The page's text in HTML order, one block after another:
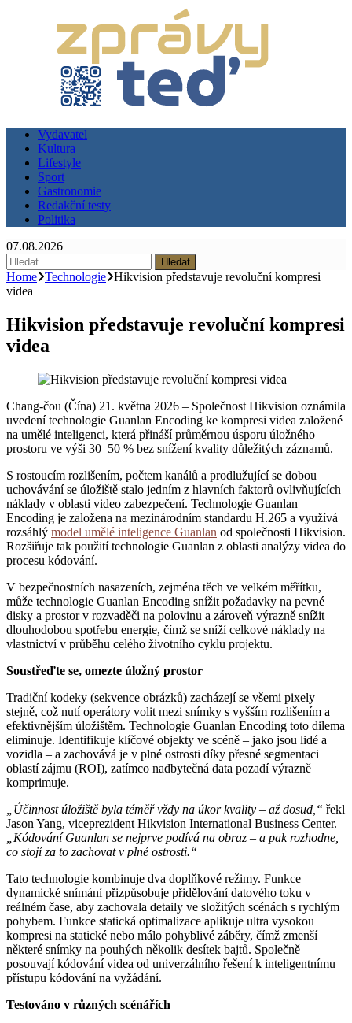
Vydavatel
Kultura
Lifestyle
Sport
Gastronomie
Redakční testy
Politika
07.08.2026
Vyhledávání
Home Technologie Hikvision představuje revoluční kompresi
videa
Hikvision představuje revoluční kompresi
videa
Chang-čou (Čína) 21. května 2026 – Společnost Hikvision oznámila
uvedení technologie Guanlan Encoding ke kompresi videa založené
na umělé inteligenci, která přináší průměrnou úsporu úložného
prostoru ve výši 30–50 % bez snížení kvality důležitých záznamů.
S rostoucím rozlišením, počtem kanálů a prodlužující se dobou
uchovávání se úložiště stalo jedním z hlavních faktorů ovlivňujících
náklady v oblasti video zabezpečení. Technologie Guanlan
Encoding je založena na mezinárodním standardu H.265 a využívá
rozsáhlý model umělé inteligence Guanlan od společnosti Hikvision.
Rozšiřuje tak použití technologie Guanlan z oblasti analýzy videa do
procesu kódování.
V bezpečnostních nasazeních, zejména těch ve velkém měřítku,
může technologie Guanlan Encoding snížit požadavky na pevné
disky a prostor v rozvaděči na polovinu a zároveň výrazně snížit
dlouhodobou spotřebu energie, čímž se sníží celkové náklady na
vlastnictví v průběhu celého životního cyklu projektu.
Soustřeďte se, omezte úložný prostor
Tradiční kodeky (sekvence obrázků) zacházejí se všemi pixely
stejně, což nutí operátory volit mezi snímky s vyšším rozlišením a
efektivnějším úložištěm. Technologie Guanlan Encoding toto dilema
eliminuje. Identifikuje klíčové objekty ve scéně – jako jsou lidé a
vozidla – a zachovává je v plné ostrosti díky přesné segmentaci
oblastí zájmu (ROI), zatímco nadbytečná data pozadí výrazně
komprimuje.
„Účinnost úložiště byla téměř vždy na úkor kvality – až dosud,“ řekl
Jason Yang, viceprezident Hikvision International Business Center.
„Kódování Guanlan se nejprve podívá na obraz – a pak rozhodne,
co stojí za to zachovat v plné ostrosti.“
Tato technologie kombinuje dva doplňkové režimy. Funkce
dynamické snímání přizpůsobuje přidělování datového toku v
reálném čase, aby zachovala detaily ve složitých scénách s rychlým
pohybem. Funkce statická optimalizace aplikuje ultra vysokou
kompresi na statické nebo málo pohyblivé záběry, čímž zmenší
některé snímky na pouhých několik desítek bajtů. Společně
posouvají kódování videa od univerzálního řešení k inteligentnímu
přístupu kódování na vyžádání.
Testováno v různých scénářích